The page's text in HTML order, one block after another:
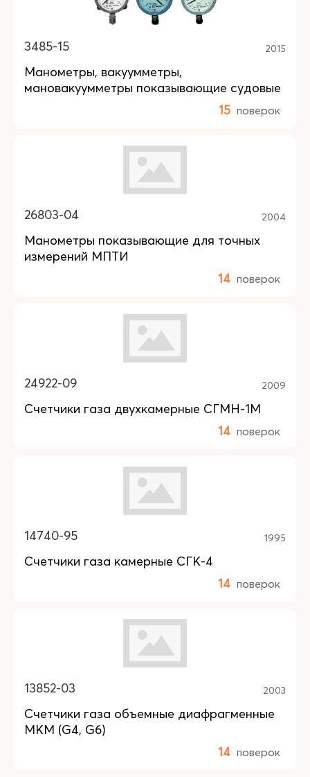
3485-15 2015
Манометры, вакуумметры,
мановакуумметры показывающие судовые
15 поверок
26803-04 2004
Манометры показывающие для точных
измерений МПТИ
14 поверок
24922-09 2009
Счетчики газа двухкамерные СГМН-1М
14 поверок
14740-95 1995
Счетчики газа камерные СГК-4
14 поверок
13852-03 2003
Счетчики газа объемные диафрагменные
MKM (G4, G6)
14 поверок